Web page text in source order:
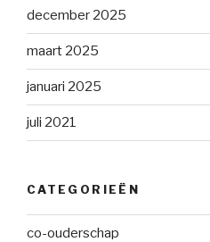
december 2025
maart 2025
januari 2025
juli 2021
CATEGORIEËN
co-ouderschap